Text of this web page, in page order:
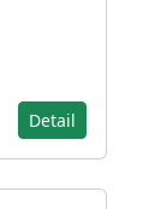
Detail